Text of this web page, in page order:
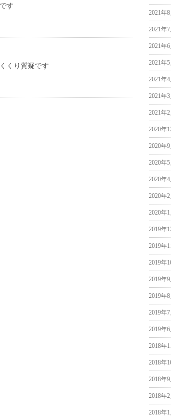
す
くり質疑です
2021年8
2021年7
2021年6
2021年5
2021年4
2021年3
2021年2
2020年
2020年9
2020年5
2020年4
2020年2
2020年1
2019年
2019年
2019年
2019年9
2019年8
2019年7
2019年6
2018年
2018年
2018年9
2018年2
2018年1